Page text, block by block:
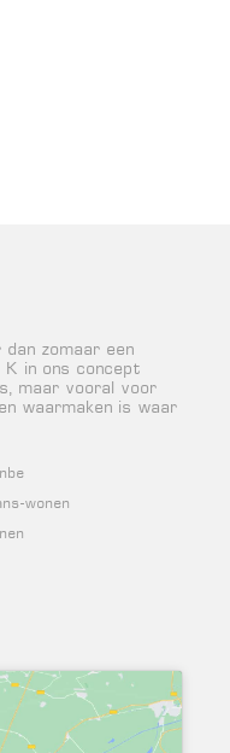
zomaar een
K in ons concept
maar vooral voor
waarmaken is waar
wonen